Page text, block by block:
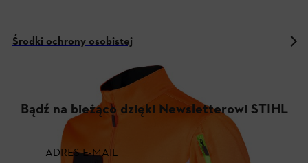
Środki ochrony osobistej
Bądź na bieżąco dzięki Newsletterowi STIHL
ADRES E-MAIL